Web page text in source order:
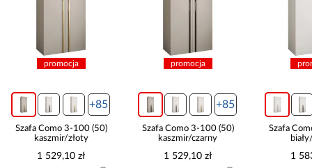
promocja
+85
Szafa Como 3-100 (50)
kaszmir/złoty
1 529,10 zł
promocja
+85
Szafa Como 3-100 (50)
kaszmir/czarny
1 529,10 zł
Szafa
1